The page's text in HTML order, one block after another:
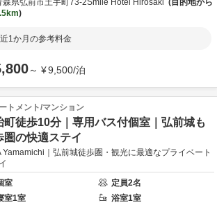
森県弘前市土手町73-2Smile Hotel Hirosaki
目的地から
1か月の参考料金
～ ¥9,500/泊
トメント/マンション
町徒歩10分｜専用バス付個室｜弘前城も
圏の快適ステイ
Yamamichi｜弘前城徒歩圏・観光に最適なプライベート
室
定員2名
室1室 浴室1室